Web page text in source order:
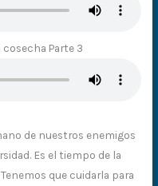
Parte 3
de nuestros enemigos
Es el tiempo de la
que cuidarla para